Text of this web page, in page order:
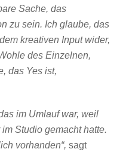
Sache, das
zu sein. Ich glaube, das
kreativen Input wider,
des Einzelnen,
das Yes ist,
im Umlauf war, weil
Studio gemacht hatte.
vorhanden“, sagt